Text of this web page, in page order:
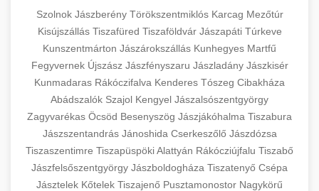
Szolnok Jászberény Törökszentmiklós Karcag Mezőtúr
Kisújszállás Tiszafüred Tiszaföldvár Jászapáti Túrkeve
Kunszentmárton Jászárokszállás Kunhegyes Martfű
Fegyvernek Újszász Jászfényszaru Jászladány Jászkisér
Kunmadaras Rákóczifalva Kenderes Tószeg Cibakháza
Abádszalók Szajol Kengyel Jászalsószentgyörgy
Zagyvarékas Öcsöd Besenyszög Jászjákóhalma Tiszabura
Jászszentandrás Jánoshida Cserkeszőlő Jászdózsa
Tiszaszentimre TiszapüspökiAlattyán Rákócziújfalu Tiszabő
Jászfelsőszentgyörgy Jászboldogháza Tiszatenyő Csépa
Jásztelek Kőtelek Tiszajenő Pusztamonostor Nagykörű